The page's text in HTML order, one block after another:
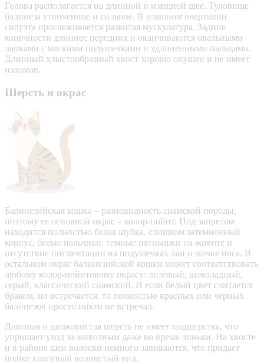
Голова располагается на длинной и изящной шее. Туловище
балинеза утонченное и сильное. В изящном очертании
силуэта прослеживается развитая мускулатура. Задние
конечности длиннее передних и оканчиваются овальными
лапками с мягкими подушечками и удлиненными пальцами.
Длинный хлыстообразный хвост хорошо опушен и не имеет
изломов.
Шерсть и окрас
Балинезийская кошка – разновидность сиамской породы,
поэтому ее основной окрас – колор-пойнт. Под запретом
находится полностью белая шубка, слишком затемненный
корпус, белые пальчики, темные пятнышки на животе и
отсутствие пигментации на подушечках лап и мочке носа. В
остальном окрас балинезийской кошки может соответствовать
любому колор-пойнтовому окрасу: лиловый, шоколадный,
серый, классический сиамский. И если белый цвет считается
браком, но встречается, то полностью красных или черных
балинезов просто никто не встречал.
Длинная и шелковистая шерсть не имеет подшерстка, что
упрощает уход за животным даже во время линьки. На хвосте
и в районе шеи волоски немного завиваются, что придает
шубке красивый волнистый вид.